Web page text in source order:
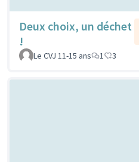
Deux choix, un déchet
!
Le CVJ 11-15 ans
1 3